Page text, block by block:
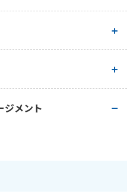
組み
進体制等
投資事例
ジメント